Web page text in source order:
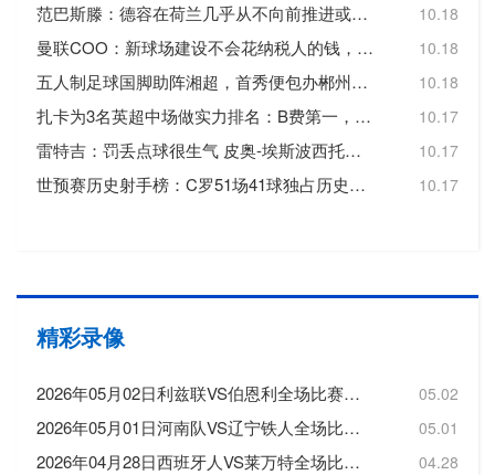
范巴斯滕：德容在荷兰几乎从不向前推进或转移球，这令人失望 10.18
曼联COO：新球场建设不会花纳税人的钱，曼联自行承担20亿镑费用 10.18
五人制足球国脚助阵湘超，首秀便包办郴州队三个进球 10.18
扎卡为3名英超中场做实力排名：B费第一，维尔茨第二，帕尔默第三 10.17
雷特吉：罚丢点球很生气 皮奥-埃斯波西托踢得非常好 10.17
世预赛历史射手榜：C罗51场41球独占历史射手王，梅西72场36球第3 10.17
精彩录像
2026年05月02日利兹联VS伯恩利全场比赛录像回放 05.02
2026年05月01日河南队VS辽宁铁人全场比赛录像回放 05.01
2026年04月28日西班牙人VS莱万特全场比赛录像回放 04.28